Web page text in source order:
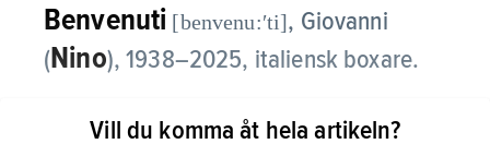
Benvenuti [benvenu:ʹti], Giovanni
(Nino),1938–2025, italiensk boxare.
1960 och höll som professionell
Vill du komma åt hela artikeln?